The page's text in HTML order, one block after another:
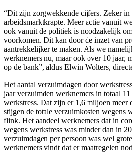
“Dit zijn zorgwekkende cijfers. Zeker in
arbeidsmarktkrapte. Meer actie vanuit
ook vanuit de politiek is noodzakelijk
voorkomen. Dit kan door de inzet van
aantrekkelijker te maken. Als we
werknemers nu, maar ook over 10 jaar,
op de bank”, aldus Elwin Wolters,
Het aantal verzuimdagen door
jaar verzuimden werknemers in totaal
werkstress. Dat zijn er 1,6 miljoen meer
stijgen de totale verzuimkosten wegens
flink. Het aandeel werknemers dat in
wegens werkstress was minder dan in
verzuimdagen per persoon was wel
werknemers vindt dat er maatregelen